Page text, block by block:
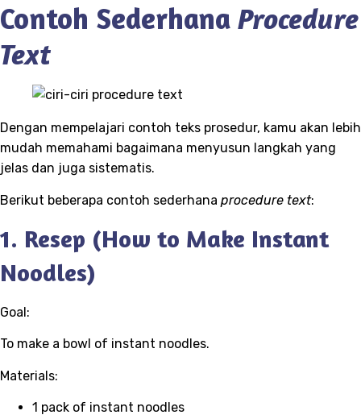
Contoh Sederhana Procedure
Text
Dengan mempelajari contoh teks prosedur, kamu akan lebih
mudah memahami bagaimana menyusun langkah yang
jelas dan juga sistematis.
Berikut beberapa contoh sederhana procedure text:
1. Resep (How to Make Instant
Noodles)
Goal:
To make a bowl of instant noodles.
Materials:
1 pack of instant noodles